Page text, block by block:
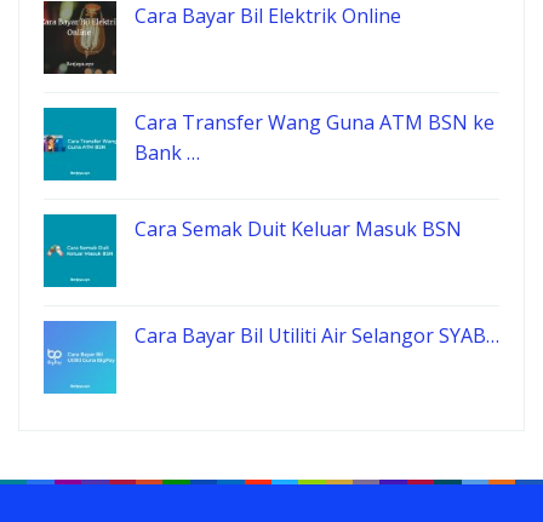
Cara Bayar Bil Elektrik Online
Cara Transfer Wang Guna ATM BSN ke
Bank …
Cara Semak Duit Keluar Masuk BSN
Cara Bayar Bil Utiliti Air Selangor SYAB…